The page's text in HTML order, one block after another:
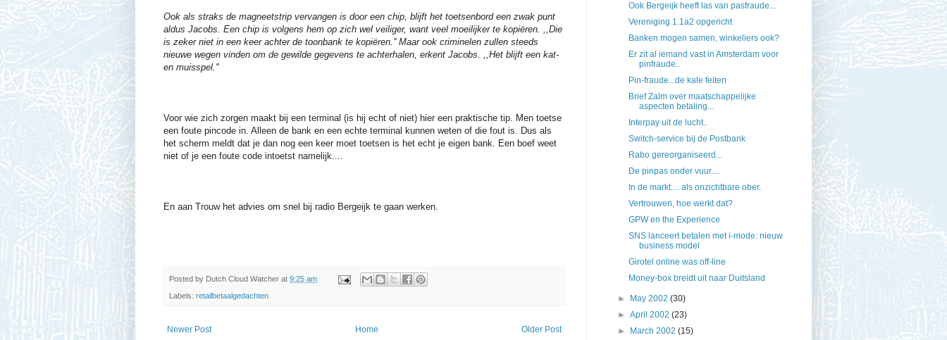
Ook als straks de magneetstrip vervangen is door een chip, blijft het toetsenbord een zwak punt
aldus Jacobs. Een chip is volgens hem op zich wel veiliger, want veel moeilijker te kopiëren. ,,Die
is zeker niet in een keer achter de toonbank te kopiëren.'' Maar ook criminelen zullen steeds
nieuwe wegen vinden om de gewilde gegevens te achterhalen, erkent Jacobs. ,,Het blijft een kat-
en muisspel.''
Voor wie zich zorgen maakt bij een terminal (is hij echt of niet) hier een praktische tip. Men toetse
een foute pincode in. Alleen de bank en een echte terminal kunnen weten of die fout is. Dus als
het scherm meldt dat je dan nog een keer moet toetsen is het echt je eigen bank. Een boef weet
niet of je een foute code intoetst namelijk....
En aan Trouw het advies om snel bij radio Bergeijk te gaan werken.
Posted by Dutch Cloud Watcher at 9:25 am
Labels: retailbetaalgedachten
Newer Post Older Post
Home
Ook Bergeijk heeft las van pasfraude...
Vereniging 1.1a2 opgericht
Banken mogen samen, winkeliers ook?
Er zit al iemand vast in Amsterdam voor
pinfraude..
Pin-fraude...de kale feiten
Brief Zalm over maatschappelijke
aspecten betaling...
Interpay uit de lucht..
Switch-service bij de Postbank
Rabo gereorganiseerd...
De pinpas onder vuur....
In de markt.... als onzichtbare ober.
Vertrouwen, hoe werkt dat?
GPW en the Experience
SNS lanceert betalen met i-mode: nieuw
business model
Girotel online was off-line
Money-box breidt uit naar Duitsland
► May 2002(30)
►April 2002(23)
►
March 2002(15)